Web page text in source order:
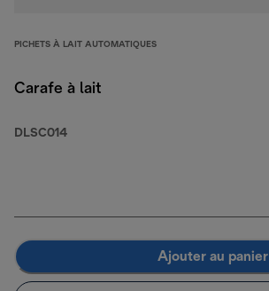
PICHETS À LAIT AUTOMATIQUES
Carafe à lait
DLSC014
Ajouter au panier